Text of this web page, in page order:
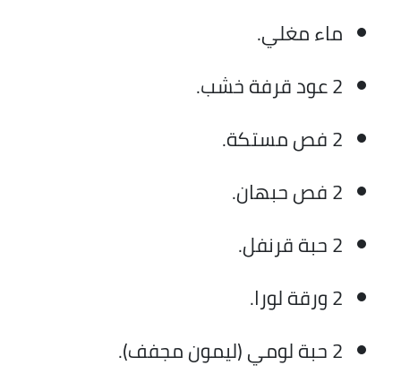
ماء مغلي.
2 عود قرفة خشب.
2 فص مستكة.
2 فص حبهان.
2 حبة قرنفل.
2 ورقة لورا.
2 حبة لومي (ليمون مجفف).